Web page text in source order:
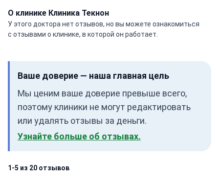
О клинике Клиника Текнон
У этого доктора нет отзывов, но вы можете ознакомиться
с отзывами о клинике, в которой он работает.
Ваше доверие — наша главная цель
Мы ценим ваше доверие превыше всего,
поэтому клиники не могут редактировать
или удалять отзывы за деньги.
Узнайте больше об отзывах.
1-5 из 20 отзывов